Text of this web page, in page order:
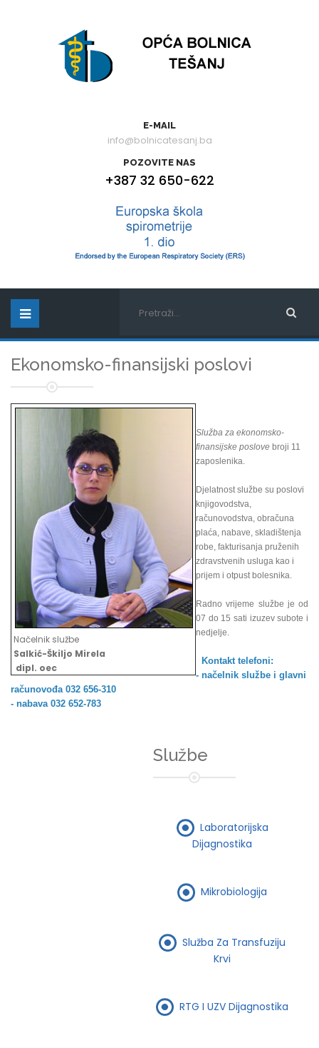
E-MAIL
info@bolnicatesanj.ba
POZOVITE NAS
+387 32 650-622
Ekonomsko-finansijski poslovi
Načelnik službe
Salkić-Škiljo Mirela
dipl. oec
Služba za ekonomsko-
finansijske poslove broji 11
zaposlenika.
Djelatnost službe su poslovi
knjigovodstva,
računovodstva, obračuna
plaća, nabave, skladištenja
robe, fakturisanja pruženih
zdravstvenih usluga kao i
prijem i otpust bolesnika.
Radno vrijeme službe je od
07 do 15 sati izuzev subote i
nedjelje.
Kontakt telefoni:
- načelnik službe i glavni
računovođa 032 656-310
- nabava 032 652-783
Službe
Laboratorijska
Dijagnostika
Mikrobiologija
Služba Za Transfuziju
Krvi
RTG I UZV Dijagnostika